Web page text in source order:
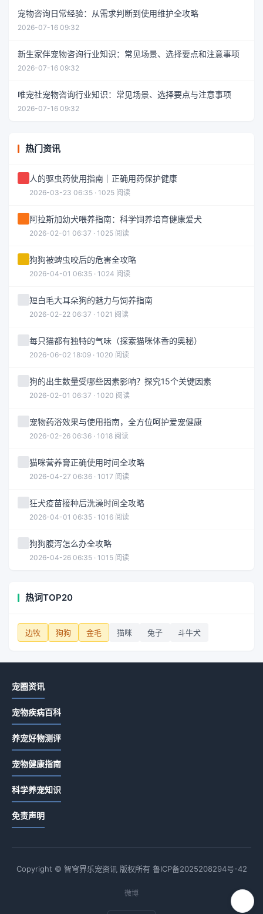
宠物咨询日常经验：从需求判断到使用维护全攻略
2026-07-16 09:32
新生家伴宠物咨询行业知识：常见场景、选择要点和注意事项
2026-07-16 09:32
唯宠社宠物咨询行业知识：常见场景、选择要点与注意事项
2026-07-16 09:32
热门资讯
人的驱虫药使用指南｜正确用药保护健康
2026-03-23 06:35 · 1025 阅读
阿拉斯加幼犬喂养指南：科学饲养培育健康爱犬
2026-02-01 06:37 · 1025 阅读
狗狗被蜱虫咬后的危害全攻略
2026-04-01 06:35 · 1024 阅读
短白毛大耳朵狗的魅力与饲养指南
2026-02-22 06:37 · 1021 阅读
每只猫都有独特的气味（探索猫咪体香的奥秘）
2026-06-02 18:09 · 1020 阅读
狗的出生数量受哪些因素影响？探究15个关键因素
2026-02-01 06:37 · 1020 阅读
宠物药浴效果与使用指南，全方位呵护爱宠健康
2026-02-26 06:36 · 1018 阅读
猫咪营养膏正确使用时间全攻略
2026-04-27 06:36 · 1017 阅读
狂犬疫苗接种后洗澡时间全攻略
2026-04-01 06:35 · 1016 阅读
狗狗腹泻怎么办全攻略
2026-04-26 06:35 · 1015 阅读
热词TOP20
边牧 狗狗 金毛 猫咪 兔子 斗牛犬
宠圈资讯
宠物疾病百科
养宠好物测评
宠物健康指南
科学养宠知识
免责声明
Copyright © 智穹界乐宠资讯 版权所有 鲁ICP备2025208294号-42
微博